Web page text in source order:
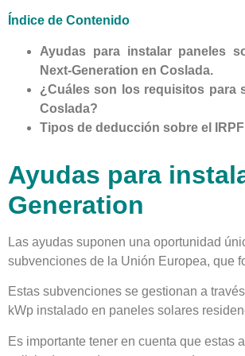
Índice de Contenido
Ayudas para instalar paneles
Next-Generation en Coslada.
¿Cuáles son los requisitos para
Coslada?
Tipos de deducción sobre el IRPF
Ayudas para
Generation
Las ayudas suponen una oportunidad
subvenciones de la Unión Europea, que
Estas subvenciones se gestionan a
kWp instalado en paneles solares
Es importante tener en cuenta que estas